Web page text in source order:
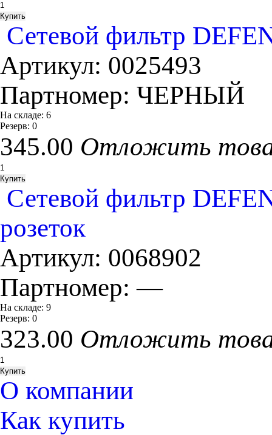
Сетевой фильтр
Артикул: 0025493
Партномер: ЧЕРНЫЙ
На складе: 6
Резерв: 0
345.00 Отложить
Сетевой фильтр
розеток
Артикул: 0068902
Партномер:—
На складе: 9
Резерв: 0
323.00 Отложить
О компании
Как купить